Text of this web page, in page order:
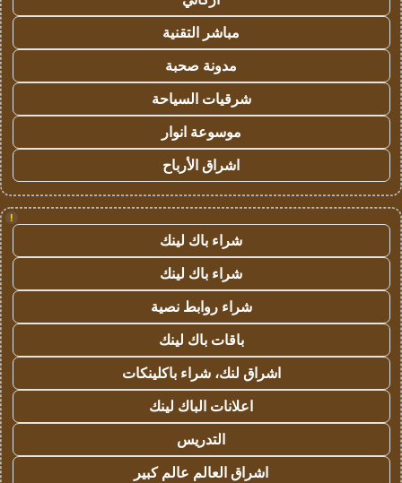
مباشر التقنية
مدونة صحبة
شرقيات السياحة
موسوعة انوار
اشراق الأرباح
!
شراء باك لينك
شراء باك لينك
شراء روابط نصية
باقات باك لينك
اشراق لنك، شراء باكلينكات
اعلانات الباك لينك
التدريس
اشراق العالم عالم كبير